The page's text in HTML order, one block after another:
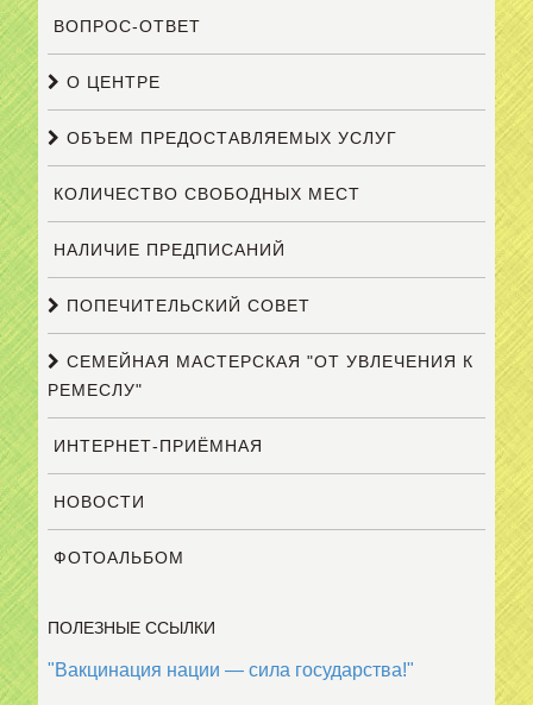
ВОПРОС-ОТВЕТ
О ЦЕНТРЕ
ОБЪЕМ ПРЕДОСТАВЛЯЕМЫХ УСЛУГ
КОЛИЧЕСТВО СВОБОДНЫХ МЕСТ
НАЛИЧИЕ ПРЕДПИСАНИЙ
ПОПЕЧИТЕЛЬСКИЙ СОВЕТ
СЕМЕЙНАЯ МАСТЕРСКАЯ "ОТ УВЛЕЧЕНИЯ К
РЕМЕСЛУ"
ИНТЕРНЕТ-ПРИЁМНАЯ
НОВОСТИ
ФОТОАЛЬБОМ
ПОЛЕЗНЫЕ ССЫЛКИ
"Вакцинация нации — сила государства!"